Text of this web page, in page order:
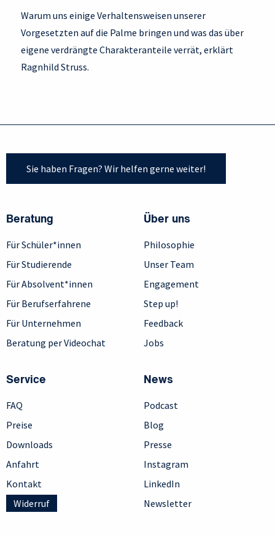
Warum uns einige Verhaltensweisen unserer
Vorgesetzten auf die Palme bringen und was das über
eigene verdrängte Charakteranteile verrät, erklärt
Ragnhild Struss.
Sie haben Fragen? Wir helfen gerne weiter!
Beratung
Für Schüler*innen
Für Studierende
Für Absolvent*innen
Für Berufserfahrene
Für Unternehmen
Beratung per Videochat
Über uns
Philosophie
Unser Team
Engagement
Step up!
Feedback
Jobs
Service
FAQ
Preise
Downloads
Anfahrt
Kontakt
Widerruf
News
Podcast
Blog
Presse
Instagram
LinkedIn
Newsletter